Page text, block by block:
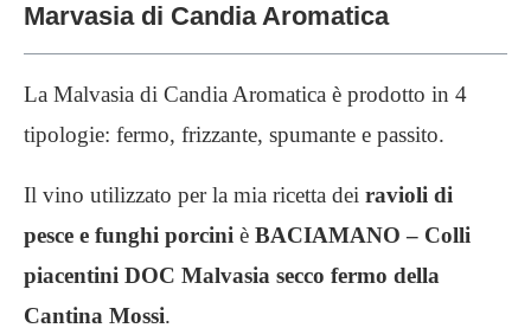
Marvasia di Candia Aromatica
La Malvasia di Candia Aromatica è prodotto in 4
tipologie: fermo, frizzante, spumante e passito.
Il vino utilizzato per la mia ricetta dei ravioli di
pesce e funghi porcini è BACIAMANO – Colli
piacentini DOC Malvasia secco fermo della
Cantina Mossi.